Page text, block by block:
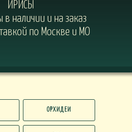
ИРИСЫ
в наличии и на заказ
по Москве и МО
ОРХИДЕИ